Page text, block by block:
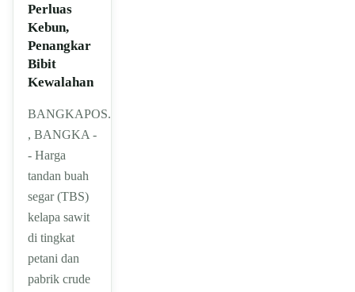
Perluas
Kebun,
Penangkar
Bibit
Kewalahan
BANGKAPOS.COM
, BANGKA -
- Harga
tandan buah
segar (TBS)
kelapa sawit
di tingkat
petani dan
pabrik crude